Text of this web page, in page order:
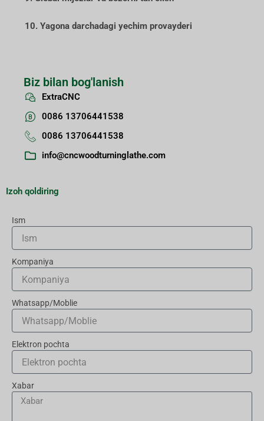
10. Yagona darchadagi yechim provayderi
Biz bilan bog'lanish
ExtraCNC
0086 13706441538
0086 13706441538
info@cncwoodturninglathe.com
Izoh qoldiring
Ism
Kompaniya
Whatsapp/Moblie
Elektron pochta
Xabar